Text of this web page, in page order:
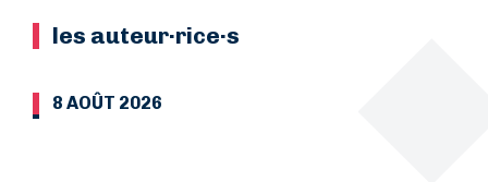
les auteur·rice·s
8 AOÛT 2026